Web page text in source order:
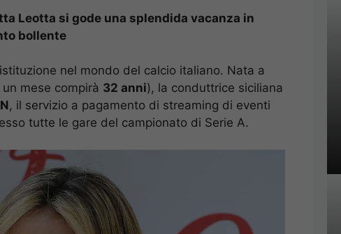
Leotta si gode una splendida vacanza in
bollente
nel mondo del calcio italiano. Nata a
mese compirà 32 anni), la conduttrice siciliana
, il servizio a pagamento di streaming di eventi
tutte le gare del campionato di Serie A.